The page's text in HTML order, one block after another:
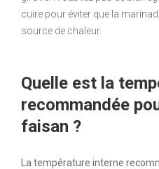
cuire pour éviter que la
source de chaleur.
Quelle est la
recommandée
faisan ?
La température interne